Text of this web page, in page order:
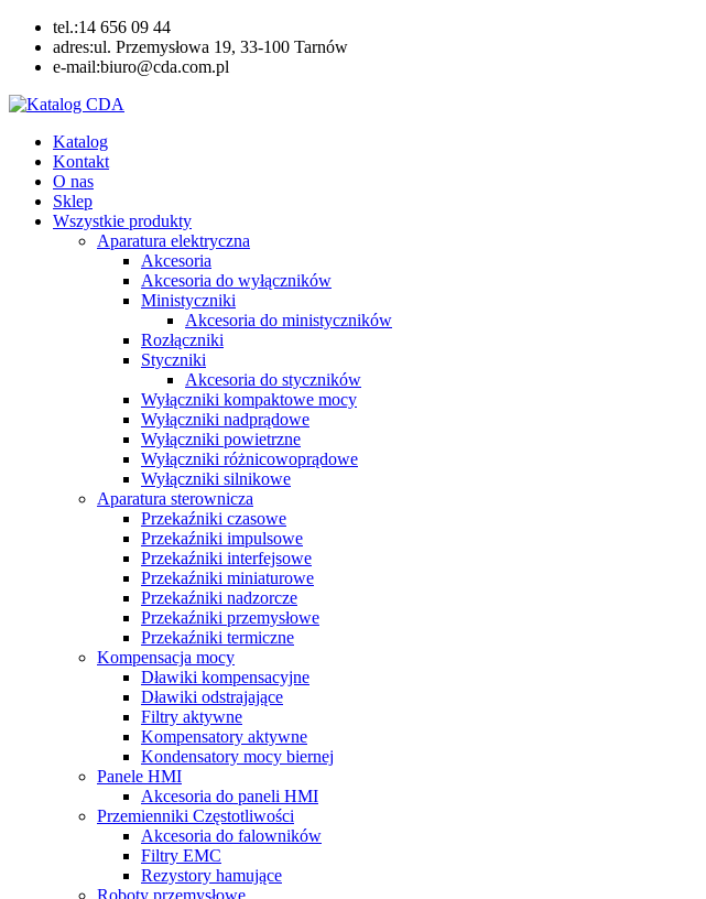
Skip
content
tel.:14 656 09 44
adres:ul. Przemysłowa 19, 33-100 Tarnów
e-mail:biuro@cda.com.pl
Katalog CDA
Automatyka przemysłowa
Katalog
Kontakt
O nas
Sklep
Wszystkie produkty
Aparatura elektryczna
Akcesoria
Akcesoria do wyłączników
Ministyczniki
Akcesoria do ministyczników
Rozłączniki
Styczniki
Akcesoria do styczników
Wyłączniki kompaktowe mocy
Wyłączniki nadprądowe
Wyłączniki powietrzne
Wyłączniki różnicowoprądowe
Wyłączniki silnikowe
Aparatura sterownicza
Przekaźniki czasowe
Przekaźniki impulsowe
Przekaźniki interfejsowe
Przekaźniki miniaturowe
Przekaźniki nadzorcze
Przekaźniki przemysłowe
Przekaźniki termiczne
Kompensacja mocy
Dławiki kompensacyjne
Dławiki odstrajające
Filtry aktywne
Kompensatory aktywne
Kondensatory mocy biernej
Panele HMI
Akcesoria do paneli HMI
Przemienniki Częstotliwości
Akcesoria do falowników
Filtry EMC
Rezystory hamujące
Roboty przemysłowe